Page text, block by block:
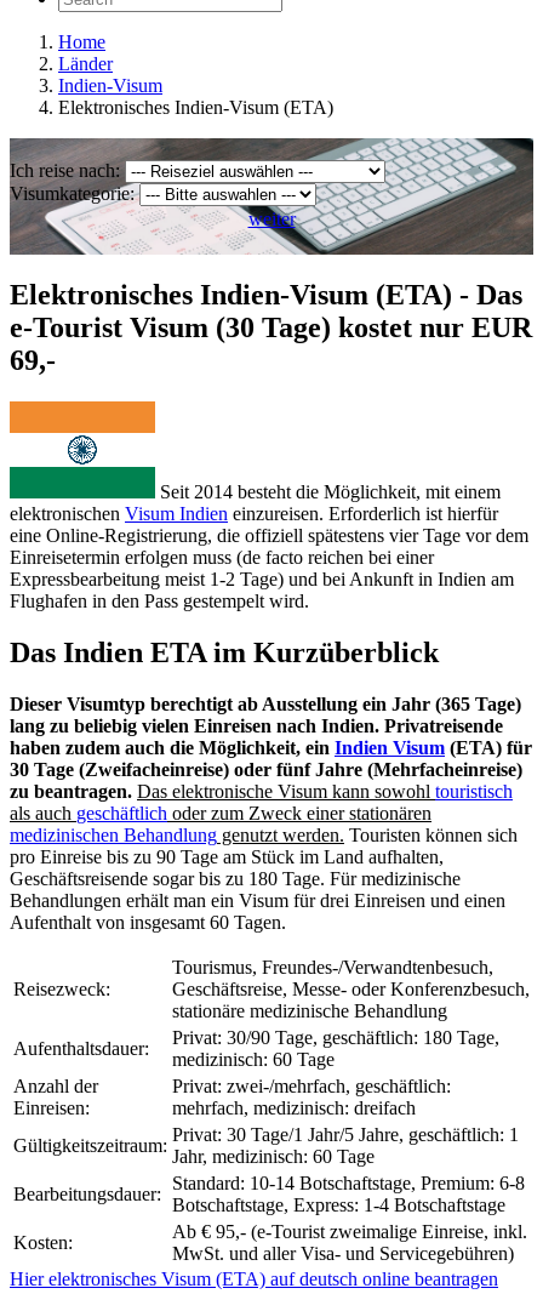
Home
Länder
Indien-Visum
Elektronisches Indien-Visum (ETA)
Ich reise nach:
Visumkategorie:
weiter
Elektronisches Indien-Visum (ETA) - Das
e-Tourist Visum (30 Tage) kostet nur EUR
69,-
Seit 2014 besteht die Möglichkeit, mit einem
elektronischen Visum Indien einzureisen. Erforderlich ist hierfür
eine Online-Registrierung, die offiziell spätestens vier Tage vor dem
Einreisetermin erfolgen muss (de facto reichen bei einer
Expressbearbeitung meist 1-2 Tage) und bei Ankunft in Indien am
Flughafen in den Pass gestempelt wird.
Das Indien ETA im Kurzüberblick
Dieser Visumtyp berechtigt ab Ausstellung ein Jahr (365 Tage)
lang zu beliebig vielen Einreisen nach Indien. Privatreisende
haben zudem auch die Möglichkeit, ein Indien Visum (ETA) für
30 Tage (Zweifacheinreise) oder fünf Jahre (Mehrfacheinreise)
zu beantragen. Das elektronische Visum kann sowohl touristisch
als auch geschäftlich oder zum Zweck einer stationären
medizinischen Behandlung genutzt werden. Touristen können sich
pro Einreise bis zu 90 Tage am Stück im Land aufhalten,
Geschäftsreisende sogar bis zu 180 Tage. Für medizinische
Behandlungen erhält man ein Visum für drei Einreisen und einen
Aufenthalt von insgesamt 60 Tagen.
Reisezweck:
Tourismus, Freundes-/Verwandtenbesuch,
Geschäftsreise, Messe- oder Konferenzbesuch,
stationäre medizinische Behandlung
Aufenthaltsdauer:
Privat: 30/90 Tage, geschäftlich: 180 Tage,
medizinisch: 60 Tage
Anzahl der
Einreisen:
Privat: zwei-/mehrfach, geschäftlich:
mehrfach, medizinisch: dreifach
Gültigkeitszeitraum:
Privat: 30 Tage/1 Jahr/5 Jahre, geschäftlich: 1
Jahr, medizinisch: 60 Tage
Bearbeitungsdauer:
Standard: 10-14 Botschaftstage, Premium: 6-8
Botschaftstage, Express: 1-4 Botschaftstage
Kosten:
Ab € 95,- (e-Tourist zweimalige Einreise, inkl.
MwSt. und aller Visa- und Servicegebühren)
Hier elektronisches Visum (ETA) auf deutsch online beantragen